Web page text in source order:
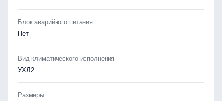
Блок аварийного питания
Нет
Вид климатического исполнения
УХЛ2
Размеры